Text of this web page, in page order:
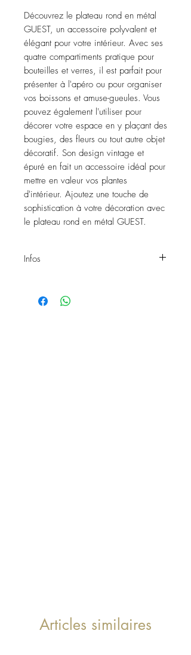
Découvrez le plateau rond en métal
GUEST, un accessoire polyvalent et
élégant pour votre intérieur. Avec ses
quatre compartiments pratique pour
bouteilles et verres, il est parfait pour
présenter à l'apéro ou pour organiser
vos boissons et amuse-gueules. Vous
pouvez également l'utiliser pour
décorer votre espace en y plaçant des
bougies, des fleurs ou tout autre objet
décoratif. Son design vintage et
épuré en fait un accessoire idéal pour
mettre en valeur vos plantes
d'intérieur. Ajoutez une touche de
sophistication à votre décoration avec
le plateau rond en métal GUEST.
Infos
Diamètre: 44 cm
Articles similaires